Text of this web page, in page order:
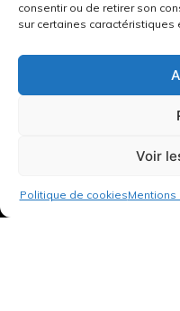
consentir ou de retirer son
sur certaines caractéristiques
Voir
Politique de cookies